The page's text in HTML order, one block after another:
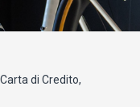
di Credito,